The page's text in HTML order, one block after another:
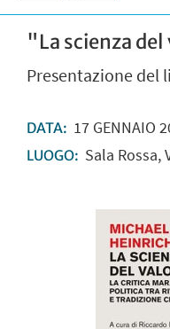
"La scienza
Presentazione del
DATA: 17GENNAIO
LUOGO: Sala Rossa,